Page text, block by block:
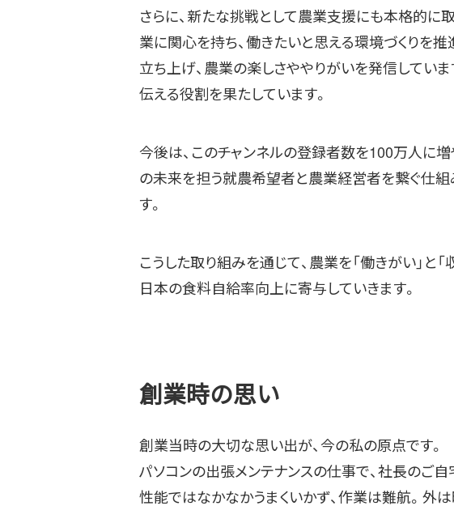
さらに、新たな挑戦として農業支援にも本格的に
業に関心を持ち、働きたいと思える環境づくりを推
立ち上げ、農業の楽しさややりがいを発信してい
伝える役割を果たしています。
今後は、このチャンネルの登録者数を100万人に
の未来を担う就農希望者と農業経営者を繋ぐ仕組
す。
こうした取り組みを通じて、農業を「働きがい」
日本の食料自給率向上に寄与していきます。
創業時の思い
創業当時の大切な思い出が、今の私の原点です。
パソコンの出張メンテナンスの仕事で、社長のご
性能ではなかなかうまくいかず、作業は難航。外は